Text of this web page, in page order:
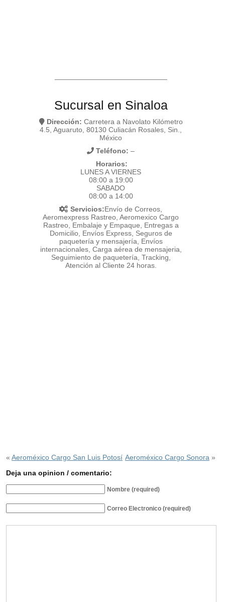
Sucursal en Sinaloa
Dirección: Carretera a Navolato Kilómetro
4.5, Aguaruto, 80130 Culiacán Rosales, Sin.,
México
Teléfono: –
Horarios:
LUNES A VIERNES
08:00 a 19:00
SABADO
08:00 a 14:00
Servicios:Envío de Correos,
Aeromexpress Rastreo, Aeromexico Cargo
Rastreo, Embalaje y Empaque, Entregas a
Domicilio, Envíos Express, Seguros de
paquetería y mensajería, Envíos
internacionales, Carga aérea de mensajeria,
Seguimiento de paquetería, Tracking,
Atención al Cliente 24 horas.
« Aeroméxico Cargo San Luis Potosí Aeroméxico Cargo Sonora »
Deja una opinion / comentario:
Nombre (required)
Correo Electronico (required)